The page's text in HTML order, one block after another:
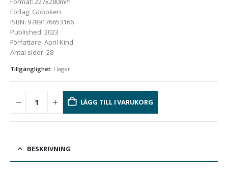
Förlag: Goboken
ISBN: 9789176653166
Published: 2023
Författare: April Kind
Antal sidor: 28
Tillgänglighet: I lager
LÄGG TILL I VARUKORG
BESKRIVNING